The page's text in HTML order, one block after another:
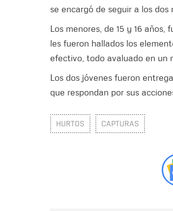
se encargó de seguir a los
Los menores, de 15 y 16
les fueron hallados los
efectivo, todo avaluado en un
Los dos jóvenes fueron
que respondan por sus
HURTOS CAPTURAS